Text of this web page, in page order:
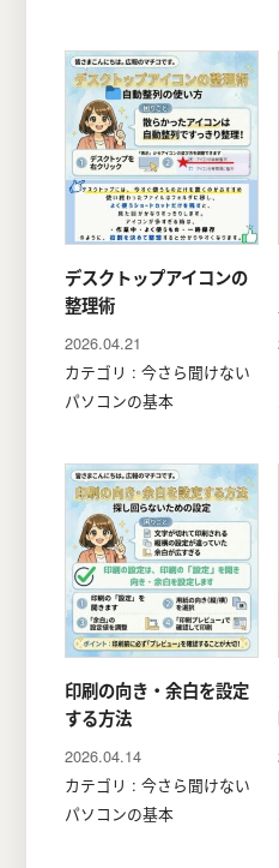
デスクトップアイコンの
整理術
2026.04.21
カテゴリ : 今さら聞けない
パソコンの基本
印刷の向き・余白を設定
する方法
2026.04.14
カテゴリ : 今さら聞けない
パソコンの基本